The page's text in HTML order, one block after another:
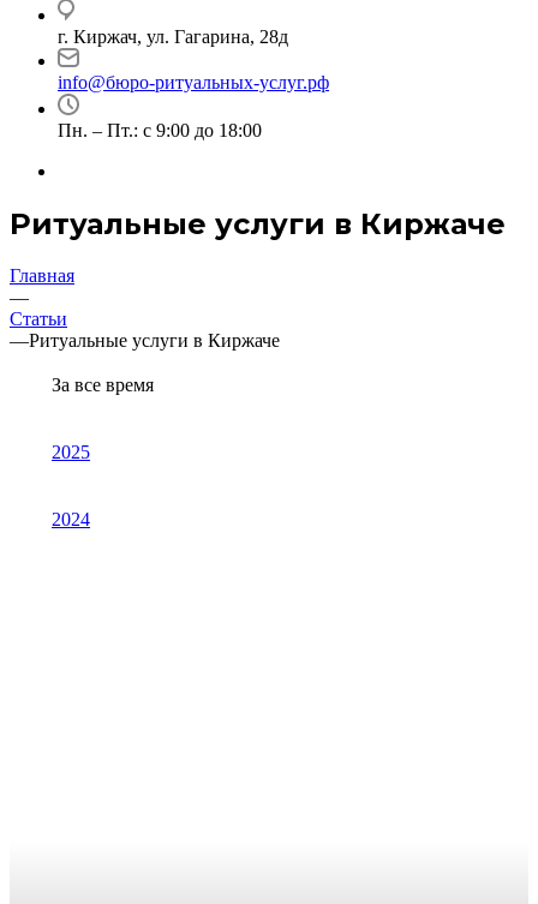
г. Киржач, ул. Гагарина, 28д
info@бюро-ритуальных-услуг.рф
Пн. – Пт.: с 9:00 до 18:00
Ритуальные услуги в Киржаче
Главная
—
Статьи
—Ритуальные услуги в Киржаче
За все время
2025
2024